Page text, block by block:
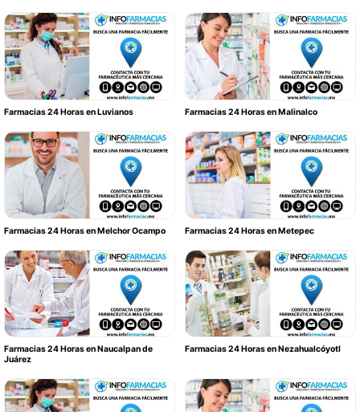
Farmacias 24 Horas en Luvianos Farmacias 24 Horas en Malinalco
Farmacias 24 Horas en Melchor Ocampo Farmacias 24 Horas en Metepec
Farmacias 24 Horas en Naucalpan de
Juárez
Farmacias 24 Horas en Nezahualcóyotl